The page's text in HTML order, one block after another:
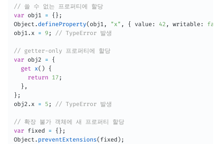
// 쓸 수 없는 프로퍼티에 할당
var obj1 = { } ;
Object .defineProperty( obj1, "x" , { value: 42 , writable:
obj1. x = 9 ; // TypeError 발생
// getter-only 프로퍼티에 할당
var obj2 =
{
get
x( )
{
return
17 ;
} ,
} ;
obj2 . x = 5 ; // TypeError 발생
// 확장 불가 객체에 새 프로퍼티 할당
var fixed = { } ;
Object . preventExtensions( fixed ) ;